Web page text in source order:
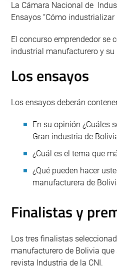
La Cámara Nacional de
Ensayos “Cómo industrializar
El concurso emprendedor se
industrial manufacturero y
Los ensayos
Los ensayos deberán
En su opinión ¿Cuáles
Gran industria de
¿Cuál es el tema que
¿Qué pueden hacer
manufacturera de
Finalistas y
Los tres finalistas
manufacturero de Bolivia
revista Industria de la CNI.